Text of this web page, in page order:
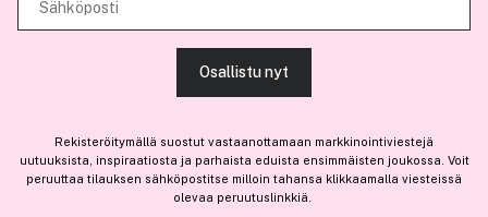
Jos haluat henkilökohtaista neuvoa ammattitason hiustuotteista,
Sähköposti
Osallistu nyt
Rekisteröitymällä suostut vastaanottamaan markkinointiviestejä
uutuuksista, inspiraatiosta ja parhaista eduista ensimmäisten joukossa. Voit
peruuttaa tilauksen sähköpostitse milloin tahansa klikkaamalla viesteissä
olevaa peruutuslinkkiä.